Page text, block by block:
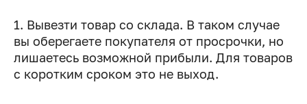
1. Вывезти товар со склада. В таком случае
вы оберегаете покупателя от просрочки, но
лишаетесь возможной прибыли. Для товаров
с коротким сроком это не выход.